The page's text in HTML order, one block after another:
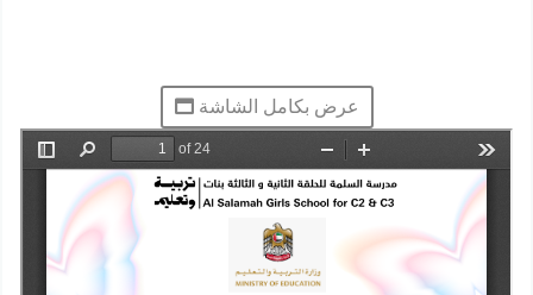
عرض بكامل الشاشة